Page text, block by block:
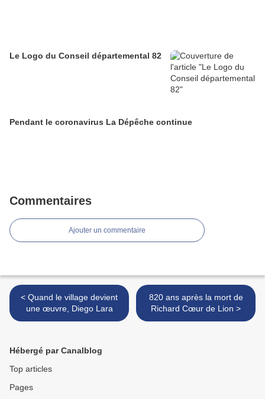
Le Logo du Conseil départemental 82
Pendant le coronavirus La Dépêche continue
Commentaires
Ajouter un commentaire
< Quand le village devient
une œuvre, Diego Lara
820 ans après la mort de
Richard Cœur de Lion >
Hébergé par Canalblog
Top articles
Pages